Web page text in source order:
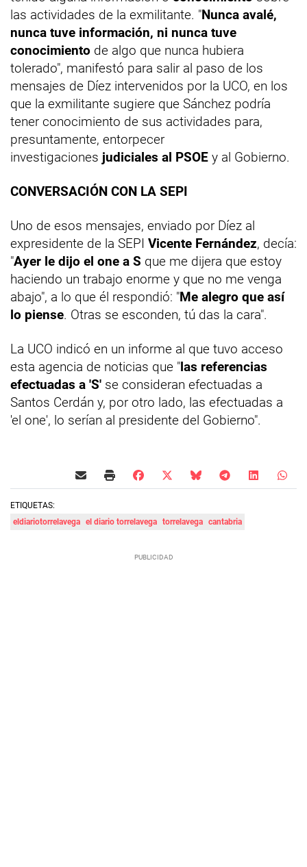
las actividades de la exmilitante. "Nunca avalé,
nunca tuve información, ni nunca tuve
conocimiento de algo que nunca hubiera
tolerado", manifestó para salir al paso de los
mensajes de Díez intervenidos por la UCO, en los
que la exmilitante sugiere que Sánchez podría
tener conocimiento de sus actividades para,
presuntamente, entorpecer
investigaciones judiciales al PSOE y al Gobierno.
CONVERSACIÓN CON LA SEPI
Uno de esos mensajes, enviado por Díez al
expresidente de la SEPI Vicente Fernández, decía:
"Ayer le dijo el one a S que me dijera que estoy
haciendo un trabajo enorme y que no me venga
abajo", a lo que él respondió: "Me alegro que así
lo piense. Otras se esconden, tú das la cara".
La UCO indicó en un informe al que tuvo acceso
esta agencia de noticias que "las referencias
efectuadas a 'S' se consideran efectuadas a
Santos Cerdán y, por otro lado, las efectuadas a
'el one', lo serían al presidente del Gobierno".
ETIQUETAS:
eldiariotorrelavega el diario torrelavega torrelavega cantabria